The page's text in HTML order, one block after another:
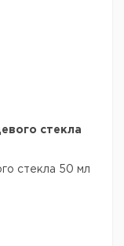
стекла
стекла 50 мл